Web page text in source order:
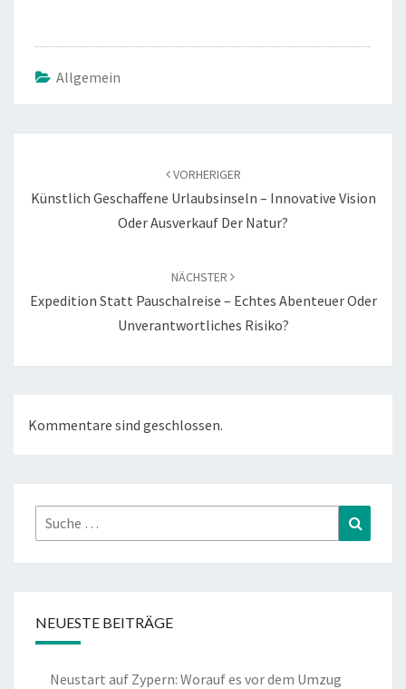
Allgemein
VORHERIGER
Künstlich Geschaffene Urlaubsinseln – Innovative Vision
Oder Ausverkauf Der Natur?
NÄCHSTER
Expedition Statt Pauschalreise – Echtes Abenteuer Oder
Unverantwortliches Risiko?
Kommentare sind geschlossen.
Suche
nach:
NEUESTE BEITRÄGE
Neustart auf Zypern: Worauf es vor dem Umzug